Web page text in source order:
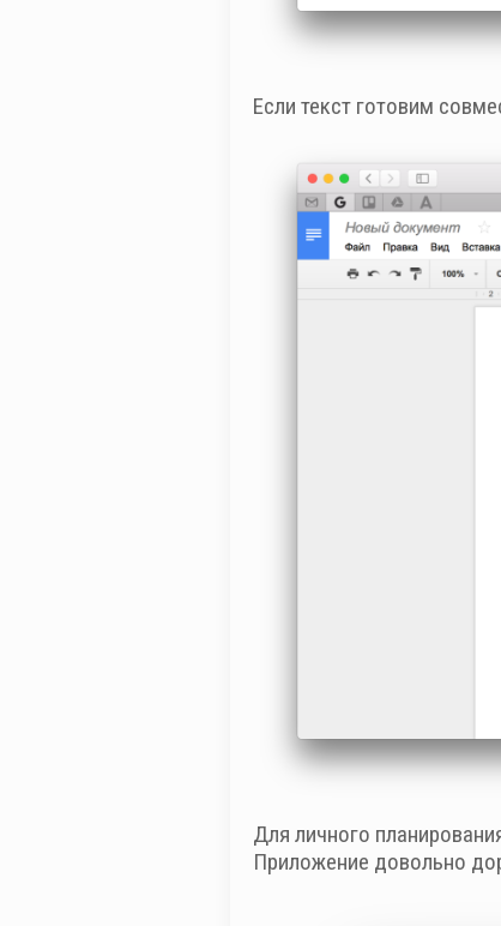
Если текст готовим
Для личного
Приложение довольно